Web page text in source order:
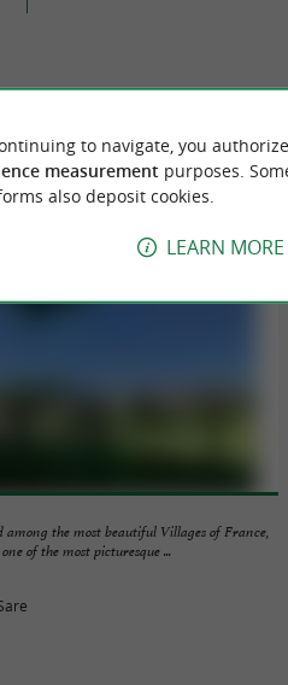
Accommodation
among the most beautiful Villages of France,
of the most picturesque ...
to navigate, you
measurement purposes.
also deposit cookies.
LEARN MORE